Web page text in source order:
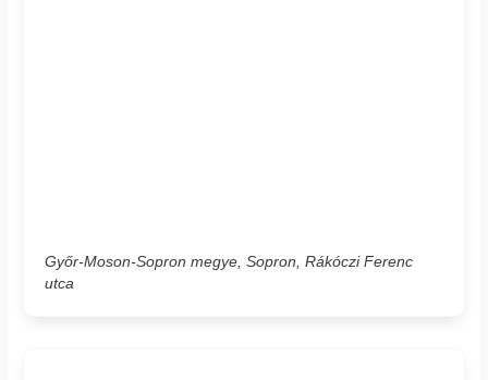
Győr-Moson-Sopron megye, Sopron, Rákóczi Ferenc
utca